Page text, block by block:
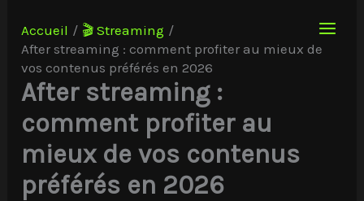
contenu
Accueil
🎬 Streaming
After streaming : comment profiter au mieux de
vos contenus préférés en 2026
After streaming :
comment profiter au
mieux de vos contenus
préférés en 2026